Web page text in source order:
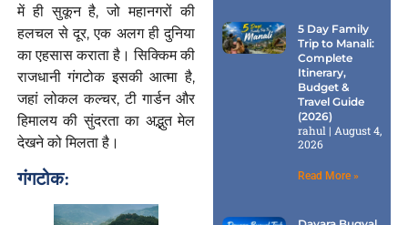
में ही सुकून है, जो महानगरों की
हलचल से दूर, एक अलग ही दुनिया
का एहसास कराता है। सिक्किम की
राजधानी गंगटोक इसकी आत्मा है,
जहां लोकल कल्चर, टी गार्डन और
हिमालय की सुंदरता का अद्भुत मेल
देखने को मिलता है।
गंगटोक:
5 Day Family
Trip to Manali:
Complete
Itinerary,
Budget &
Travel Guide
(2026)
rahul
August 4,
2026
Read More »